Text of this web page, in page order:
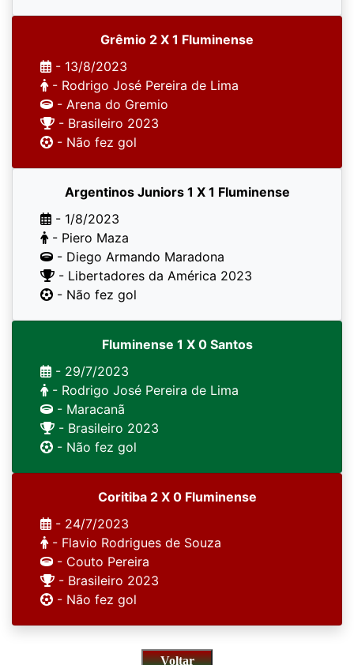
Grêmio 2 X 1 Fluminense
- 13/8/2023
- Rodrigo José Pereira de Lima
- Arena do Gremio
- Brasileiro 2023
- Não fez gol
Argentinos Juniors 1 X 1 Fluminense
- 1/8/2023
- Piero Maza
- Diego Armando Maradona
- Libertadores da América 2023
- Não fez gol
Fluminense 1 X 0 Santos
- 29/7/2023
- Rodrigo José Pereira de Lima
- Maracanã
- Brasileiro 2023
- Não fez gol
Coritiba 2 X 0 Fluminense
- 24/7/2023
- Flavio Rodrigues de Souza
- Couto Pereira
- Brasileiro 2023
- Não fez gol